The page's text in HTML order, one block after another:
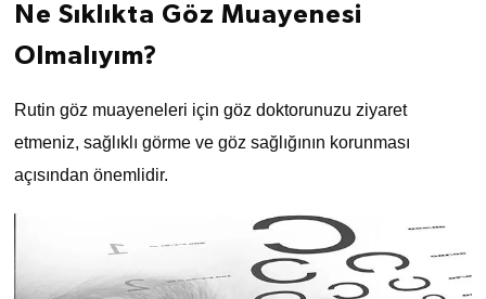
Ne Sıklıkta Göz Muayenesi
Olmalıyım?
Rutin göz muayeneleri için göz doktorunuzu ziyaret
etmeniz, sağlıklı görme ve göz sağlığının korunması
açısından önemlidir.